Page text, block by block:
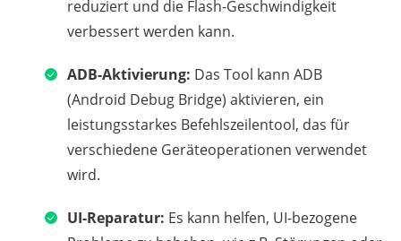
reduziert und die Flash-Geschwindigkeit
verbessert werden kann.
ADB-Aktivierung: Das Tool kann ADB
(Android Debug Bridge) aktivieren, ein
leistungsstarkes Befehlszeilentool, das für
verschiedene Geräteoperationen verwendet
wird.
UI-Reparatur: Es kann helfen, UI-bezogene